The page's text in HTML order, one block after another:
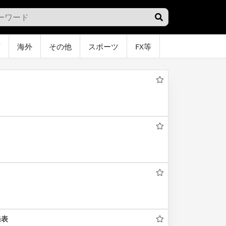
海外 その他 スポーツ FX等